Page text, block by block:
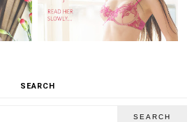
SEARCH